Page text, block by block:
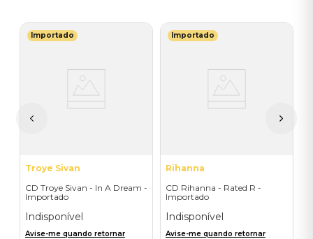
Importado
Troye Sivan
CD Troye Sivan - In A Dream -
Importado
Indisponível
Avise-me quando retornar
Importado
Rihanna
CD Rihanna - Rated R -
Importado
Indisponível
Avise-me quando retornar